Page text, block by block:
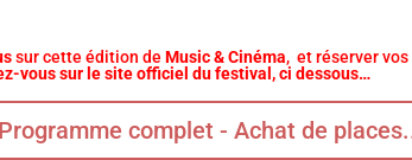
sur cette édition de Music & Cinéma, et réserver
vous sur le site officiel du festival, ci dessous…
Programme complet - Achat de